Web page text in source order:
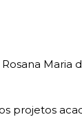
Maria
projetos